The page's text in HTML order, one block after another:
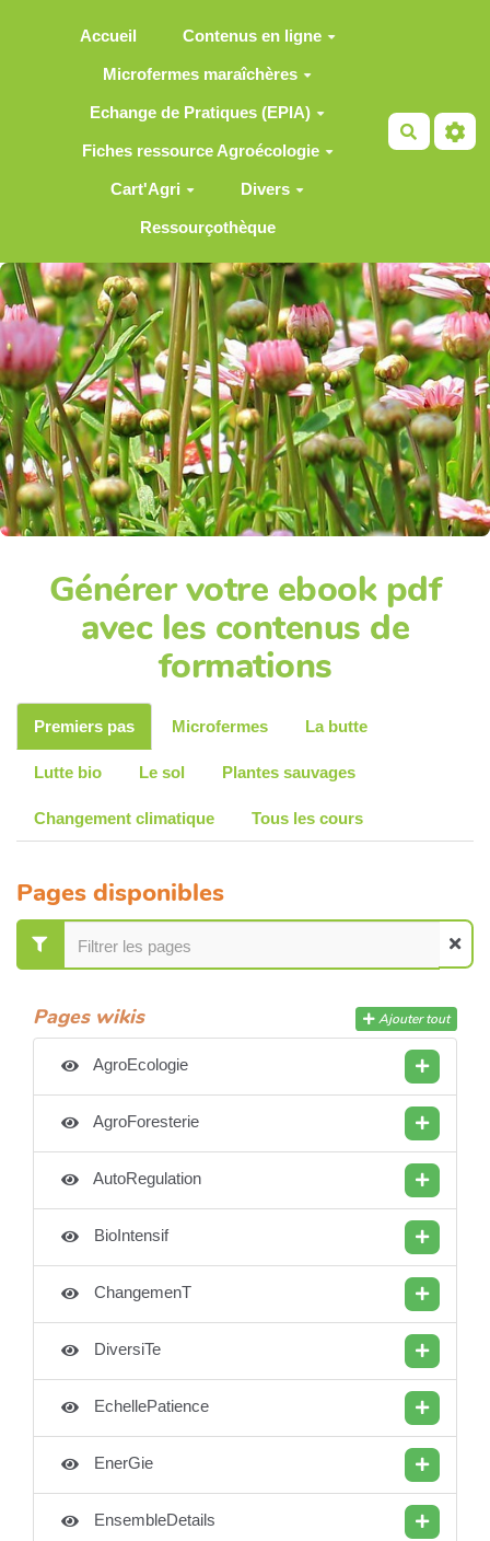
Accueil Contenus en ligne
Microfermes maraîchères
Echange de Pratiques (EPIA)
Fiches ressource Agroécologie
Cart'Agri Divers
Ressourçothèque
Générer votre ebook pdf
avec les contenus de
formations
Premiers pas Microfermes La butte
Lutte bio Le sol Plantes sauvages
Changement climatique Tous les cours
Pages disponibles
Pages wikis Ajouter tout
AgroEcologie
AgroForesterie
AutoRegulation
BioIntensif
ChangemenT
DiversiTe
EchellePatience
EnerGie
EnsembleDetails